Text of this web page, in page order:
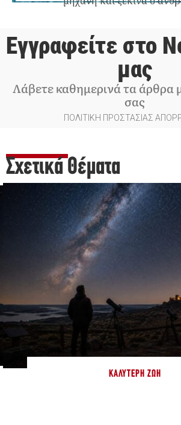
Εγγραφείτε στο
μας
Λάβετε καθημερινά τα άρθρα
σας
ΠΟΛΙΤΙΚΗ ΠΡΟΣΤΑΣΙΑΣ
Σχετικά Θέματα
ΚΑΛΎΤΕΡΗ ΖΩΉ